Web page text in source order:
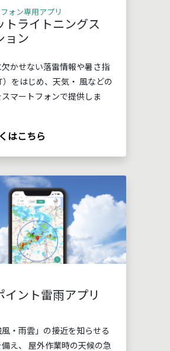
ォン専用アプリ
トライトニングス
ョン
かせない落雷情報や暑さ指
をはじめ、天気・ 風などの
マートフォンで提供しま
はこちら
イント雷雨アプリ
風・雨雲」の接近を知らせる
え、 屋外作業時の天候の急